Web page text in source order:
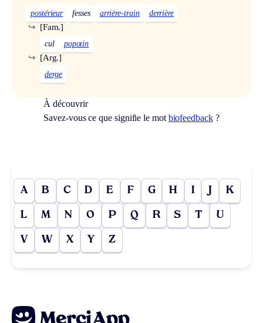
postérieur fesses arrière-train derrière
[Fam.]
↪
cul popotin
[Arg.]
↪
derge
À découvrir
Savez-vous ce que signifie le mot biofeedback?
A B C D E F G H I J K
L M N O P Q R S T U
V W X Y Z